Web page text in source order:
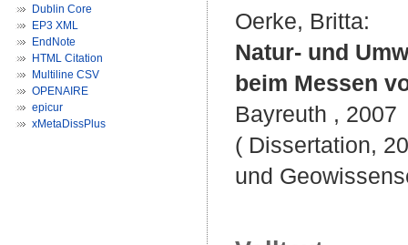
Dublin Core
EP3 XML
EndNote
HTML Citation
Multiline CSV
OPENAIRE
epicur
xMetaDissPlus
Oerke, Britta:
Natur- und
beim Messen
Bayreuth , 2007
( Dissertation,
und